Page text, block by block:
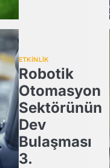
ETKİNLİK
Robotik
Otomasyon
Sektörünün
Dev
Bulaşması
3.